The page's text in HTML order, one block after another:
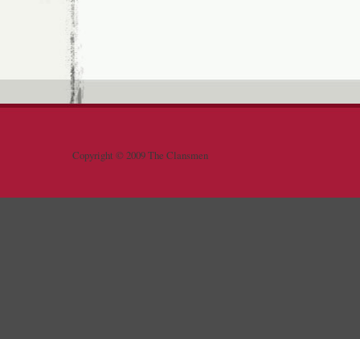
Copyright © 2009 The Clansmen